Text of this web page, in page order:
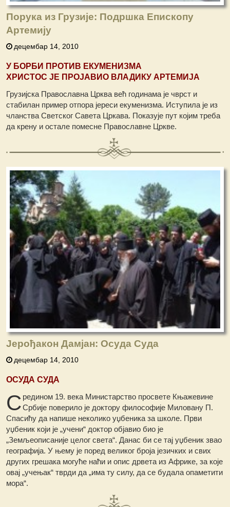
Порука из Грузије: Подршка Епископу
Артемију
децембар 14, 2010
У БОРБИ ПРОТИВ ЕКУМЕНИЗМА
ХРИСТОС ЈЕ ПРОЈАВИО ВЛАДИКУ АРТЕМИЈА
Грузијска Православна Црква већ годинама је чврст и
стабилан пример отпора јереси екуменизма. Иступила је из
чланства Светског Савета Цркава. Показује пут којим треба
да крену и остале помесне Православне Цркве.
Јерођакон Дамјан: Осуда Суда
децембар 14, 2010
ОСУДА СУДА
С редином 19. века Министарство просвете Књажевине
Србије поверило је доктору философије Миловану П.
Спасићу да напише неколико уџбеника за школе. Први
уџбеник који је „учени“ доктор објавио био је
„Земљеописаније целог света“. Данас би се тај уџбеник звао
географија. У њему је поред великог броја језичких и свих
других грешака могуће наћи и опис дрвета из Африке, за које
овај „учењак“ тврди да „има ту силу, да се будала опаметити
мора“.